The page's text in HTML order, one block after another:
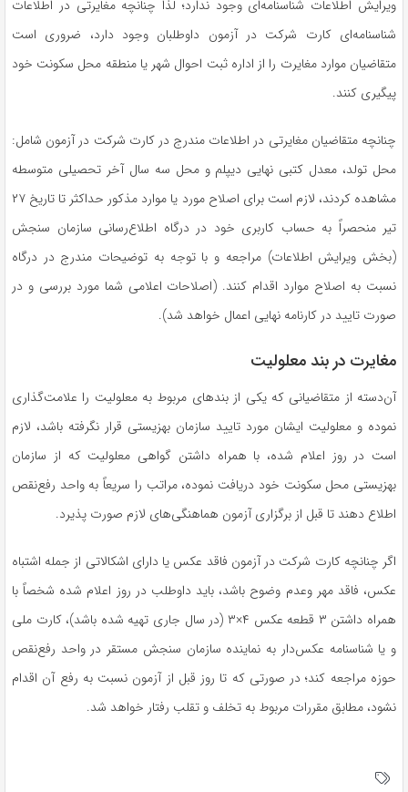
ویرایش اطلاعات شناسنامه‌ای وجود ندارد؛ لذا چنانچه مغایرتی در اطلاعات
شناسنامه‌ای کارت شرکت در آزمون داوطلبان وجود دارد، ضروری است
متقاضیان موارد مغایرت را از اداره ثبت احوال شهر یا منطقه محل سکونت خود
پیگیری کنند.
چنانچه متقاضیان مغایرتی در اطلاعات مندرج در کارت شرکت در آزمون شامل:
محل تولد، معدل کتبی نهایی دیپلم و محل سه سال آخر تحصیلی متوسطه
مشاهده کردند، لازم است برای اصلاح مورد یا موارد مذکور حداکثر تا تاریخ ۲۷
تیر منحصراً به حساب کاربری خود در درگاه اطلاع‌رسانی سازمان سنجش
(بخش ویرایش اطلاعات) مراجعه و با توجه به توضیحات مندرج در درگاه
نسبت به اصلاح موارد اقدام کنند. (اصلاحات اعلامی شما مورد بررسی و در
صورت تایید در کارنامه نهایی اعمال خواهد شد).
مغایرت در بند معلولیت
آن‌دسته از متقاضیانی که یکی از بند‌های مربوط به معلولیت را علامت‌گذاری
نموده و معلولیت ایشان مورد تایید سازمان بهزیستی قرار نگرفته باشد، لازم
است در روز اعلام شده، با همراه داشتن گواهی معلولیت که از سازمان
بهزیستی محل سکونت خود دریافت نموده، مراتب را سریعاً به واحد رفع‌نقص
اطلاع دهند تا قبل از برگزاری آزمون هماهنگی‌های لازم صورت پذیرد.
اگر چنانچه کارت شرکت در آزمون فاقد عکس یا دارای اشکالاتی از جمله اشتباه
عکس، فاقد مهر وعدم وضوح باشد، باید داوطلب در روز اعلام شده شخصاً با
همراه داشتن ۳ قطعه عکس ۴×۳ (در سال جاری تهیه شده باشد)، کارت ملی
و یا شناسنامه عکس‌دار به نماینده سازمان سنجش مستقر در واحد رفع‌نقص
حوزه مراجعه کند؛ در صورتی که تا روز قبل از آزمون نسبت به رفع آن اقدام
نشود، مطابق مقررات مربوط به تخلف و تقلب رفتار خواهد شد.